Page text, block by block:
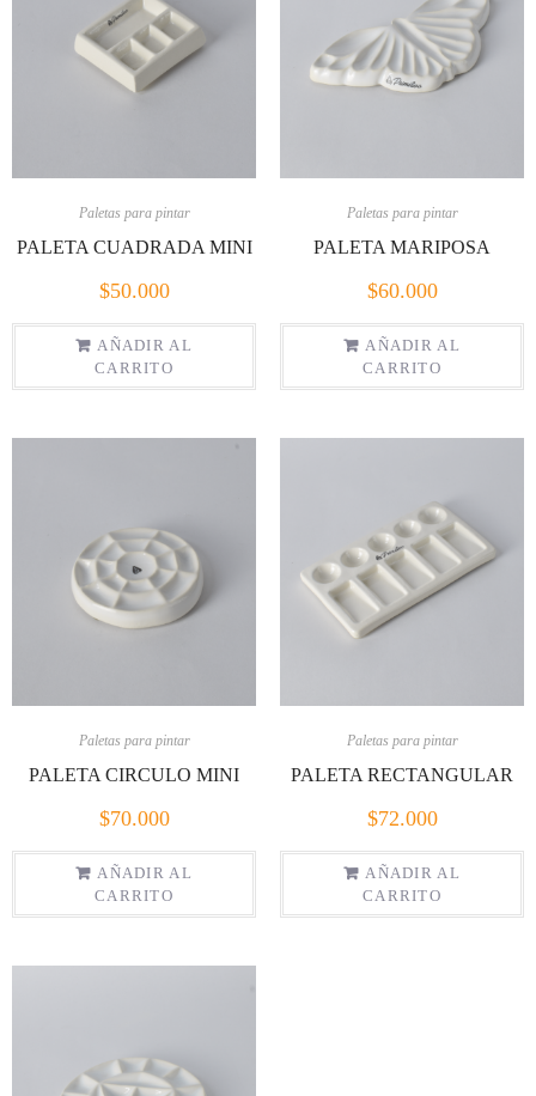
Paletas para pintar
PALETA CUADRADA MINI
$50.000
AÑADIR AL
CARRITO
Paletas para pintar
PALETA MARIPOSA
$60.000
AÑADIR AL
CARRITO
Paletas para pintar
PALETA CIRCULO MINI
$70.000
AÑADIR AL
CARRITO
Paletas para pintar
PALETA RECTANGULAR
$72.000
AÑADIR AL
CARRITO